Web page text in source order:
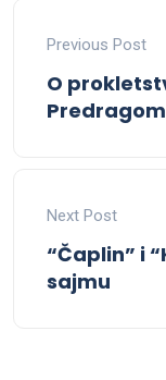
Previous Post
O
Next Post
“Čaplin” i
sajmu